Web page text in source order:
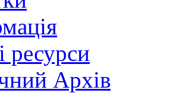
ресурси
Архів